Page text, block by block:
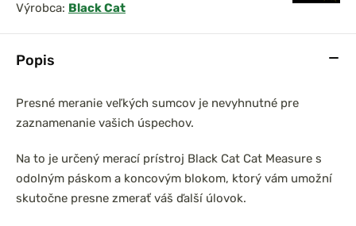
Popis
Presné meranie veľkých sumcov je nevyhnutné pre
zaznamenanie vašich úspechov.
Na to je určený merací prístroj Black Cat Cat Measure s
odolným páskom a koncovým blokom, ktorý vám umožní
skutočne presne zmerať váš ďalší úlovok.
Výrobca: Black Cat